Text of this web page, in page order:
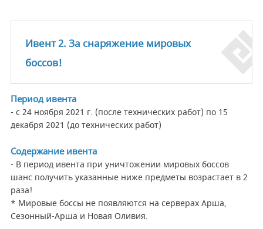
Ивент 2. За снаряжение мировых
боссов!
Период ивента
- с 24 ноября 2021 г. (после технических работ) по 15
декабря 2021 (до технических работ)
Содержание ивента
- В период ивента при уничтожении мировых боссов
шанс получить указанные ниже предметы возрастает в 2
раза!
* Мировые боссы не появляются на серверах Арша,
Сезонный-Арша и Новая Оливия.